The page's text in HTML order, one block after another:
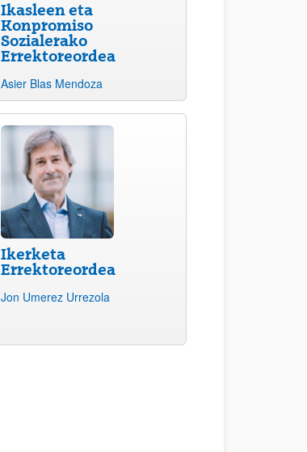
Ikasleen eta
Konpromiso
Sozialerako
Errektoreordea
Asier Blas Mendoza
Ikerketa
Errektoreordea
Jon Umerez Urrezola